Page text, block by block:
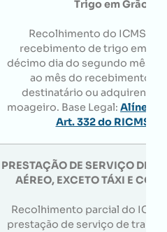
Trigo em Grãos
Recolhimento do ICMS
recebimento de trigo em
décimo dia do segundo mês
ao mês do recebimento,
destinatário ou adquirente
moageiro. Base Legal: Alínea
Art. 332 do RICMS/
PRESTAÇÃO DE SERVIÇO DE
AÉREO, EXCETO TÁXI E
Recolhimento parcial do
prestação de serviço de